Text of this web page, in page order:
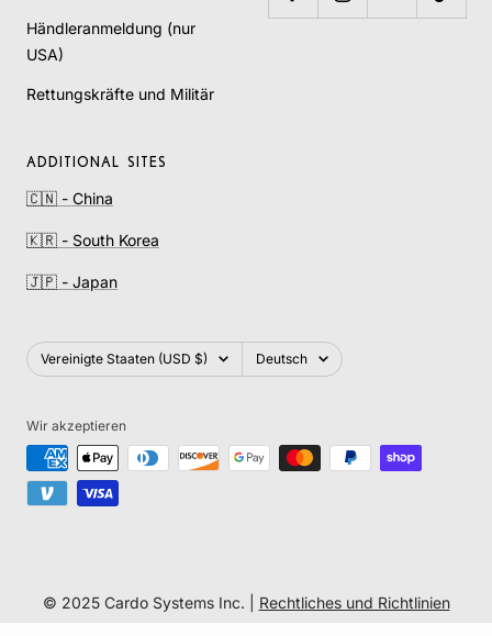
Händleranmeldung (nur
USA)
Rettungskräfte und Militär
ADDITIONAL SITES
🇨🇳 - China
🇰🇷 - South Korea
🇯🇵 - Japan
Land/Region
Vereinigte Staaten (USD $) Sprache
Deutsch
Wir akzeptieren
© 2025 Cardo Systems Inc. | Rechtliches und Richtlinien